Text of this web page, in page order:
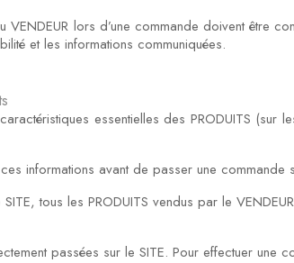
VENDEUR lors d’une commande doivent être
et les informations communiquées.
essentielles des PRODUITS
informations avant de passer une commande
tous les PRODUITS vendus par le
passées sur le SITE. Pour effectuer